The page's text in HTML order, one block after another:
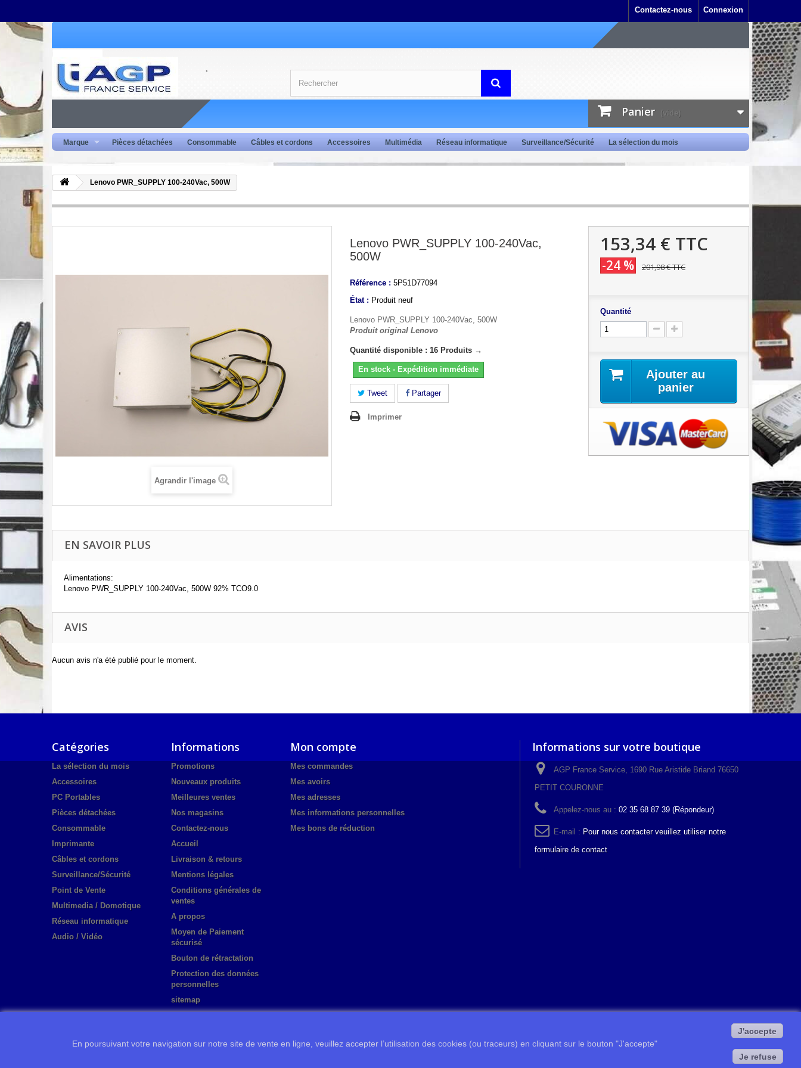
Connexion
Contactez-nous
Panier (vide)
Marque Pièces détachées Consommable Câbles et cordons Accessoires Multimédia Réseau informatique Surveillance/Sécurité La sélection du mois
Lenovo PWR_SUPPLY 100-240Vac, 500W
Agrandir l'image
Lenovo PWR_SUPPLY 100-240Vac,
500W
Référence : 5P51D77094
État : Produit neuf
Lenovo PWR_SUPPLY 100-240Vac, 500W
Produit original Lenovo
Quantité disponible : 16 Produits →
En stock - Expédition immédiate
Tweet Partager
Imprimer
153,34 € TTC
-24 % 201,98 €TTC
Quantité
Ajouter au
panier
EN SAVOIR PLUS
Alimentations:
Lenovo PWR_SUPPLY 100-240Vac, 500W 92% TCO9.0
AVIS
Aucun avis n'a été publié pour le moment.
Catégories
La sélection du mois
Accessoires
PC Portables
Pièces détachées
Consommable
Imprimante
Câbles et cordons
Surveillance/Sécurité
Point de Vente
Multimedia / Domotique
Réseau informatique
Audio / Vidéo
Informations
Promotions
Nouveaux produits
Meilleures ventes
Nos magasins
Contactez-nous
Accueil
Livraison & retours
Mentions légales
Conditions générales de
ventes
A propos
Moyen de Paiement
sécurisé
Bouton de rétractation
Protection des données
personnelles
sitemap
Mon compte
Mes commandes
Mes avoirs
Mes adresses
Mes informations personnelles
Mes bons de réduction
Informations sur votre boutique
AGP France Service, 1690 Rue Aristide Briand 76650
PETIT COURONNE
Appelez-nous au : 02 35 68 87 39 (Répondeur)
E-mail : Pour nous contacter veuillez utiliser notre
formulaire de contact
En poursuivant votre navigation sur notre site de vente en ligne, veuillez accepter l’utilisation des cookies (ou traceurs) en cliquant sur le bouton "J'accepte"
J'accepte
Je refuse